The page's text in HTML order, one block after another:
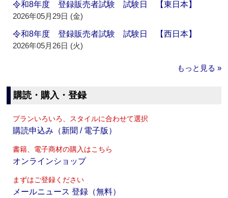
令和8年度 登録販売者試験 試験日 【東日本】
2026年05月29日 (金)
令和8年度 登録販売者試験 試験日 【西日本】
2026年05月26日 (火)
もっと見る »
購読・購入・登録
プランいろいろ、スタイルに合わせて選択
購読申込み（新聞 / 電子版）
書籍、電子商材の購入はこちら
オンラインショップ
まずはご登録ください
メールニュース 登録（無料）